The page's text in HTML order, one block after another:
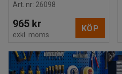
Art. nr: 26098
965 kr
exkl. moms
KÖP